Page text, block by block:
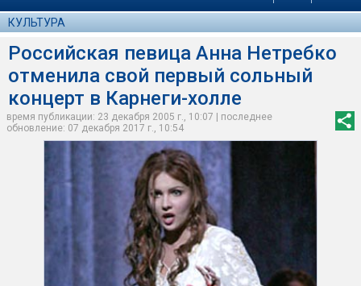
КУЛЬТУРА
Российская певица Анна Нетребко
отменила свой первый сольный
концерт в Карнеги-холле
время публикации: 23 декабря 2005 г., 10:07 | последнее
обновление: 07 декабря 2017 г., 10:54